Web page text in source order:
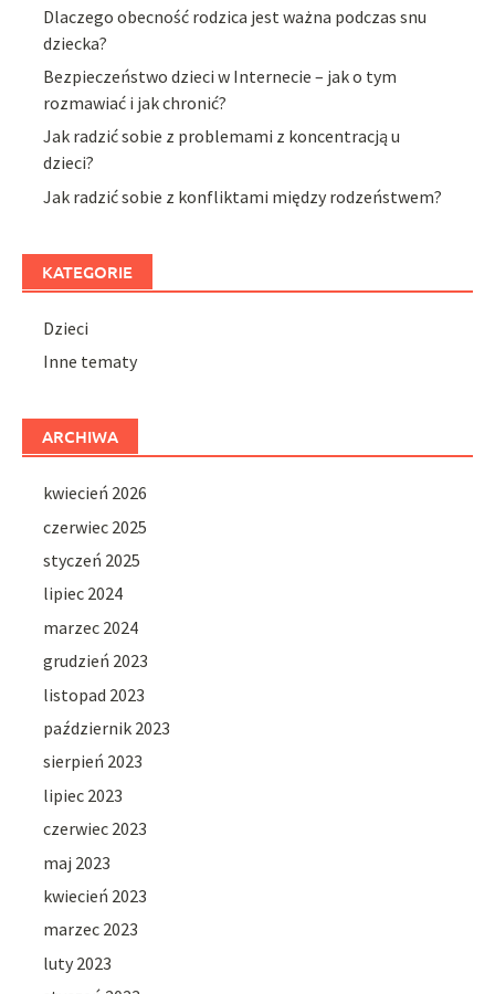
Dlaczego obecność rodzica jest ważna podczas snu
dziecka?
Bezpieczeństwo dzieci w Internecie – jak o tym
rozmawiać i jak chronić?
Jak radzić sobie z problemami z koncentracją u
dzieci?
Jak radzić sobie z konfliktami między rodzeństwem?
KATEGORIE
Dzieci
Inne tematy
ARCHIWA
kwiecień 2026
czerwiec 2025
styczeń 2025
lipiec 2024
marzec 2024
grudzień 2023
listopad 2023
październik 2023
sierpień 2023
lipiec 2023
czerwiec 2023
maj 2023
kwiecień 2023
marzec 2023
luty 2023